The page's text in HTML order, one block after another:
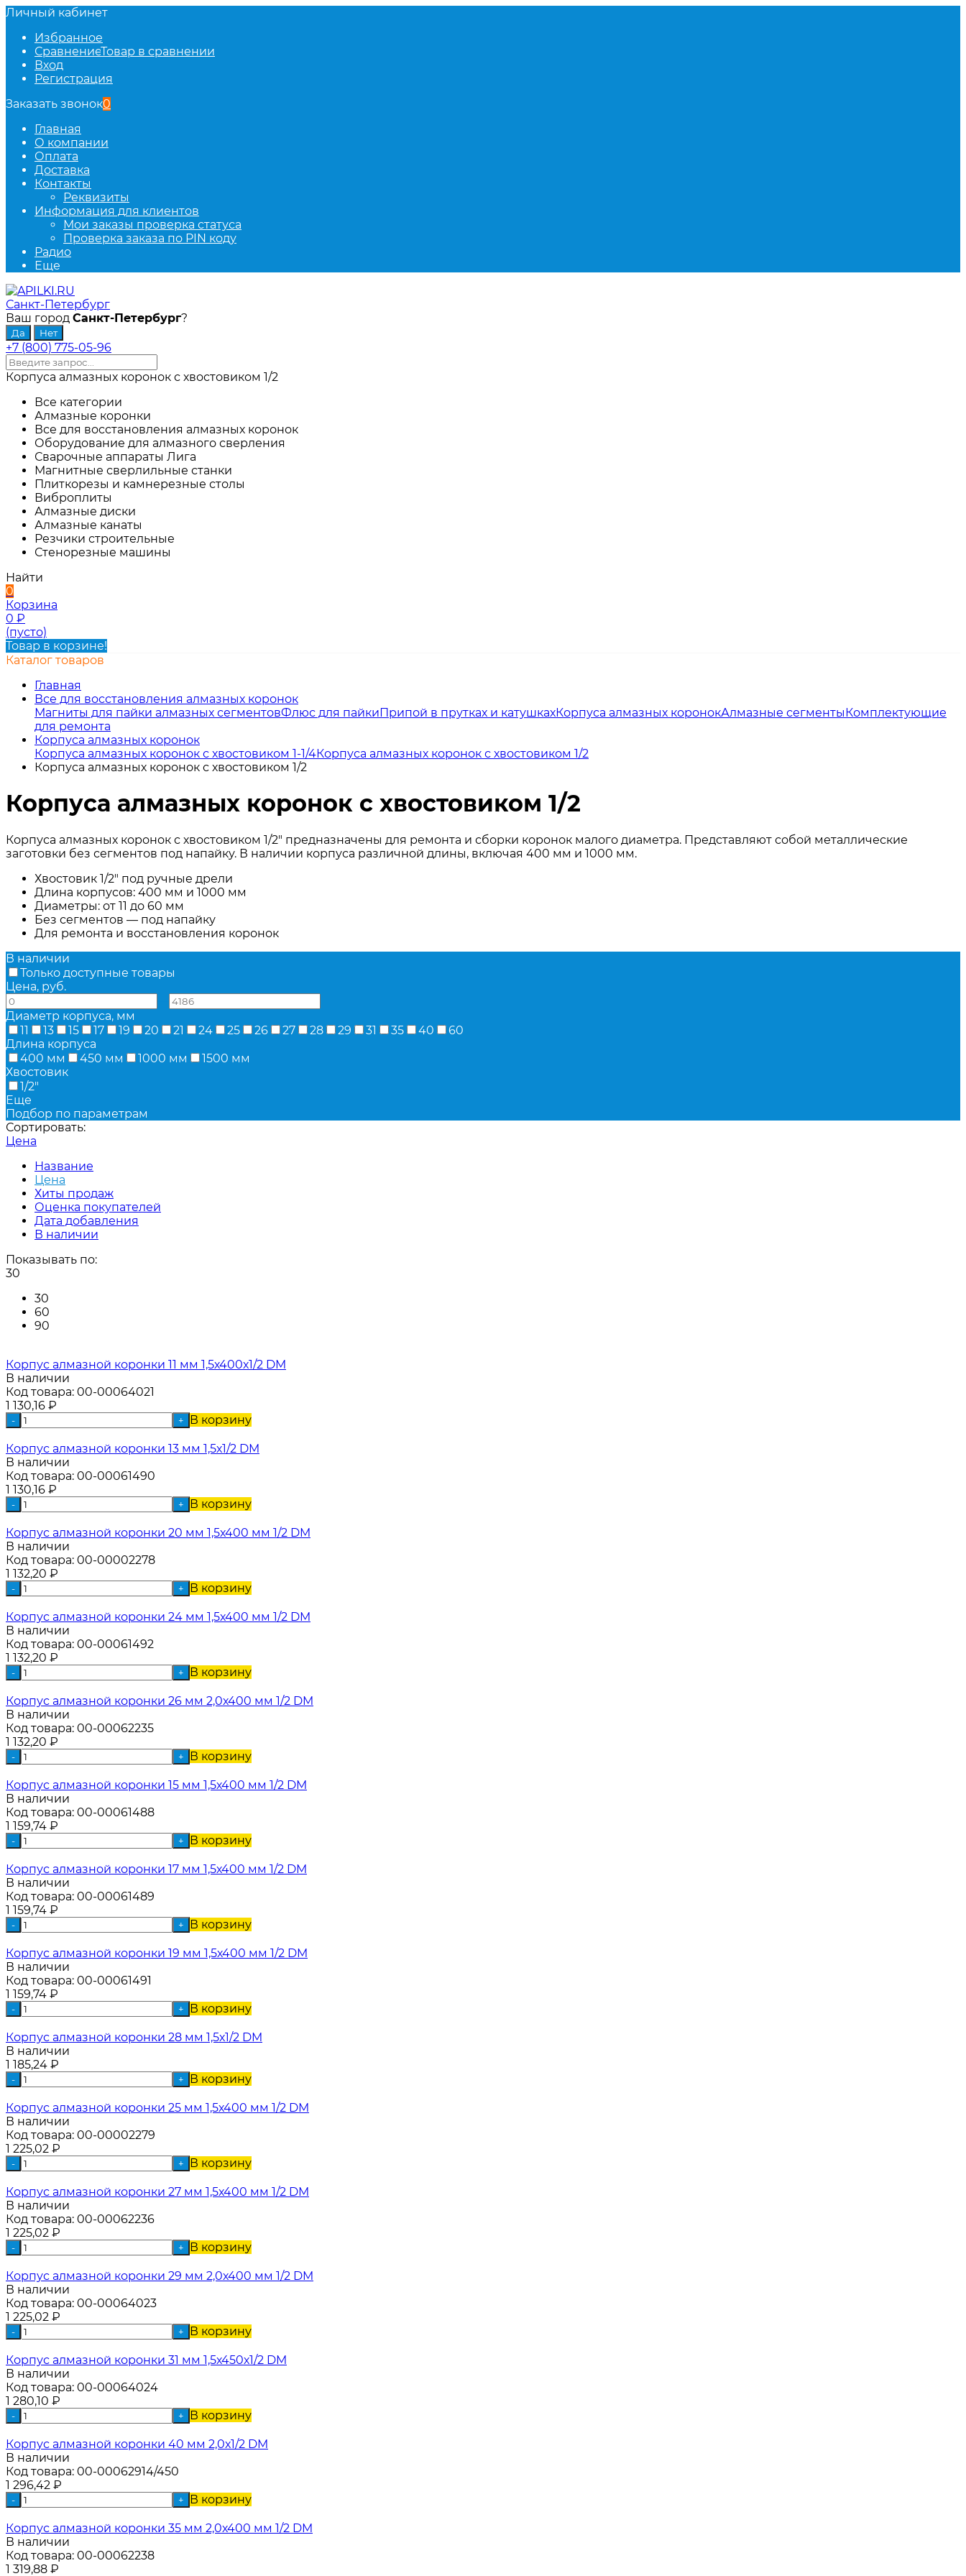
Личный кабинет
Избранное
СравнениеТовар в сравнении
Вход
Регистрация
Заказать звонок0
Главная
О компании
Оплата
Доставка
Контакты
Реквизиты
Информация для клиентов
Мои заказы проверка статуса
Проверка заказа по PIN коду
Радио
Еще
Санкт-Петербург
Ваш город Санкт-Петербург?
+7 (800) 775-05-96
Корпуса алмазных коронок с хвостовиком 1/2
Все категории
Алмазные коронки
Все для восстановления алмазных коронок
Оборудование для алмазного сверления
Сварочные аппараты Лига
Магнитные сверлильные станки
Плиткорезы и камнерезные столы
Виброплиты
Алмазные диски
Алмазные канаты
Резчики строительные
Стенорезные машины
Найти
0
Корзина
0 ₽
(пусто)
Товар в корзине!
Каталог товаров
Главная
Все для восстановления алмазных коронок
Магниты для пайки алмазных сегментовФлюс для пайкиПрипой в прутках и катушкахКорпуса алмазных коронокАлмазные сегментыКомплектующие
для ремонта
Корпуса алмазных коронок
Корпуса алмазных коронок с хвостовиком 1-1/4Корпуса алмазных коронок с хвостовиком 1/2
Корпуса алмазных коронок с хвостовиком 1/2
Корпуса алмазных коронок с хвостовиком 1/2
Корпуса алмазных коронок с хвостовиком 1/2" предназначены для ремонта и сборки коронок малого диаметра. Представляют собой металлические
заготовки без сегментов под напайку. В наличии корпуса различной длины, включая 400 мм и 1000 мм.
Хвостовик 1/2" под ручные дрели
Длина корпусов: 400 мм и 1000 мм
Диаметры: от 11 до 60 мм
Без сегментов — под напайку
Для ремонта и восстановления коронок
В наличии
Только доступные товары
Цена, руб.
Диаметр корпуса, мм
11
13 15 17 19 20 21 24 25 26 27 28 29 31 35 40
60
Длина корпуса
400 мм
450 мм 1000 мм
1500 мм
Хвостовик
1/2"
Еще
Подбор по параметрам
Сортировать:
Цена
Название
Цена
Хиты продаж
Оценка покупателей
Дата добавления
В наличии
Показывать по:
30
30
60
90
Корпус алмазной коронки 11 мм 1,5х400х1/2 DM
В наличии
Код товара: 00-00064021
1 130,16 ₽
- + В корзину
Корпус алмазной коронки 13 мм 1,5х1/2 DM
В наличии
Код товара: 00-00061490
1 130,16 ₽
- + В корзину
Корпус алмазной коронки 20 мм 1,5х400 мм 1/2 DM
В наличии
Код товара: 00-00002278
1 132,20 ₽
- + В корзину
Корпус алмазной коронки 24 мм 1,5х400 мм 1/2 DM
В наличии
Код товара: 00-00061492
1 132,20 ₽
- + В корзину
Корпус алмазной коронки 26 мм 2,0х400 мм 1/2 DM
В наличии
Код товара: 00-00062235
1 132,20 ₽
- + В корзину
Корпус алмазной коронки 15 мм 1,5х400 мм 1/2 DM
В наличии
Код товара: 00-00061488
1 159,74 ₽
- + В корзину
Корпус алмазной коронки 17 мм 1,5х400 мм 1/2 DM
В наличии
Код товара: 00-00061489
1 159,74 ₽
- + В корзину
Корпус алмазной коронки 19 мм 1,5х400 мм 1/2 DM
В наличии
Код товара: 00-00061491
1 159,74 ₽
- + В корзину
Корпус алмазной коронки 28 мм 1,5х1/2 DM
В наличии
1 185,24 ₽
- + В корзину
Корпус алмазной коронки 25 мм 1,5х400 мм 1/2 DM
В наличии
Код товара: 00-00002279
1 225,02 ₽
- + В корзину
Корпус алмазной коронки 27 мм 1,5х400 мм 1/2 DM
В наличии
Код товара: 00-00062236
1 225,02 ₽
- + В корзину
Корпус алмазной коронки 29 мм 2,0х400 мм 1/2 DM
В наличии
Код товара: 00-00064023
1 225,02 ₽
- + В корзину
Корпус алмазной коронки 31 мм 1,5х450х1/2 DM
В наличии
Код товара: 00-00064024
1 280,10 ₽
- + В корзину
Корпус алмазной коронки 40 мм 2,0х1/2 DM
В наличии
Код товара: 00-00062914/450
1 296,42 ₽
- + В корзину
Корпус алмазной коронки 35 мм 2,0х400 мм 1/2 DM
В наличии
Код товара: 00-00062238
1 319,88 ₽